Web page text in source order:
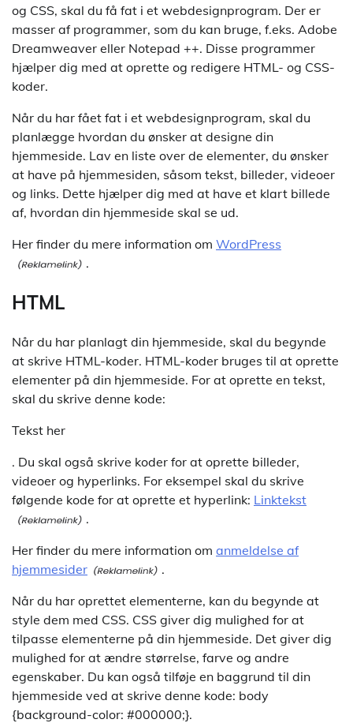
og CSS, skal du få fat i et webdesignprogram. Der er
masser af programmer, som du kan bruge, f.eks. Adobe
Dreamweaver eller Notepad ++. Disse programmer
hjælper dig med at oprette og redigere HTML- og CSS-
koder.
Når du har fået fat i et webdesignprogram, skal du
planlægge hvordan du ønsker at designe din
hjemmeside. Lav en liste over de elementer, du ønsker
at have på hjemmesiden, såsom tekst, billeder, videoer
og links. Dette hjælper dig med at have et klart billede
af, hvordan din hjemmeside skal se ud.
Her finder du mere information om WordPress
.
HTML
Når du har planlagt din hjemmeside, skal du begynde
at skrive HTML-koder. HTML-koder bruges til at oprette
elementer på din hjemmeside. For at oprette en tekst,
skal du skrive denne kode:
Tekst her
. Du skal også skrive koder for at oprette billeder,
videoer og hyperlinks. For eksempel skal du skrive
følgende kode for at oprette et hyperlink: Linktekst
.
Her finder du mere information om anmeldelse af
hjemmesider
.
Når du har oprettet elementerne, kan du begynde at
style dem med CSS. CSS giver dig mulighed for at
tilpasse elementerne på din hjemmeside. Det giver dig
mulighed for at ændre størrelse, farve og andre
egenskaber. Du kan også tilføje en baggrund til din
hjemmeside ved at skrive denne kode: body
{background-color: #000000;}.